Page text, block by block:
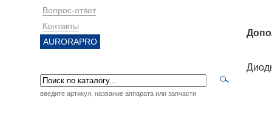
Вопрос-ответ
Контакты
AURORAPRO
введите артикул, название аппарата или запчасти